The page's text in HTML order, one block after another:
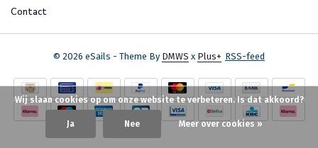
Contact
© 2026 eSails - Theme By DMWS x Plus+ RSS-feed
Wij slaan cookies op om onze website te verbeteren. Is dat akkoord?
Ja Nee Meer over cookies »